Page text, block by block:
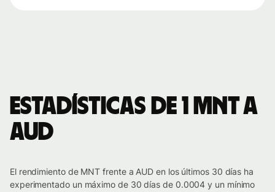
Estadísticas de 1 MNT a
AUD
El rendimiento de MNT frente a AUD en los últimos 30 días ha
experimentado un máximo de 30 días de 0.0004 y un mínimo